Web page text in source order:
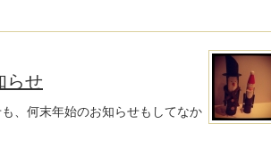
らせ
、何末年始のお知らせもしてなか